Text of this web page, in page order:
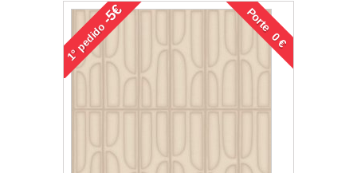
1°
pedido
-5€ Porte 0 €